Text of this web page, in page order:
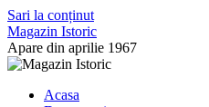
Sari la conținut
Magazin Istoric
Apare din aprilie 1967
Acasa